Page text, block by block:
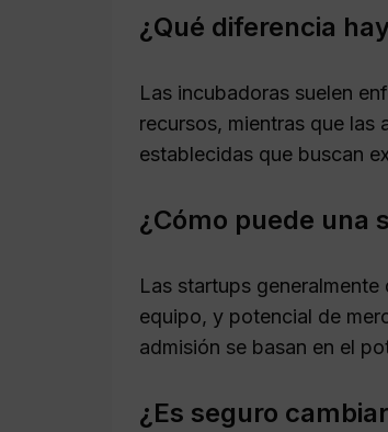
¿Qué diferencia
Las incubadoras suelen
recursos, mientras que
establecidas que buscan
¿Cómo puede una
Las startups
equipo, y potencial de
admisión se basan en el
¿Es seguro